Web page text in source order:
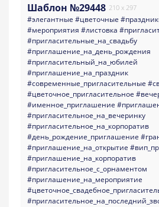
Шаблон №29448 210 x 297
#элегантные #цветочные
#мероприятия #листовка
#пригласительные_на_свадьбу
#приглашение_на_день_рождения
#пригласительный_на_юбилей
#приглашение_на_праздник
#современные_пригласительные
#цветочное_пригласительное
#именное_приглашение
#пригласительное_на_вечеринку
#пригласительное_на_корпоратив
#день_рождение_приглашение
#приглашение_на_открытие
#приглашение_на_корпоратив
#пригласительное_с_орнаментом
#приглашение_на_мероприятие